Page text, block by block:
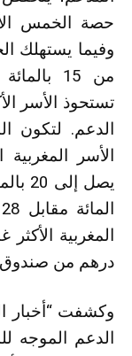
وفيما يستهلك
من 15
الأسر
درهم من صندوق
وكشفت “أخبار
الدعم الموجه